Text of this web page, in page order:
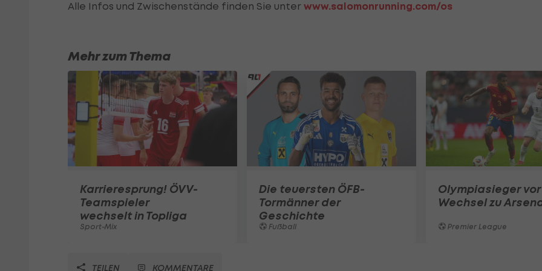
Alle Infos und Zwischenstände finden Sie unter www.salomonrunning.com/os
Mehr zum Thema
Karrieresprung! ÖVV-
Teamspieler
wechselt in Topliga
Sport-Mix
Die teuersten ÖFB-
Tormänner der
Geschichte
Fußball
Olympiasieger vor
Wechsel zu
Premier League
TEILEN KOMMENTARE